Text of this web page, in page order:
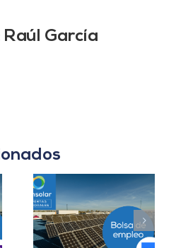
Raúl García
en
Prácticas
Departamento
Ingeniería B2B en